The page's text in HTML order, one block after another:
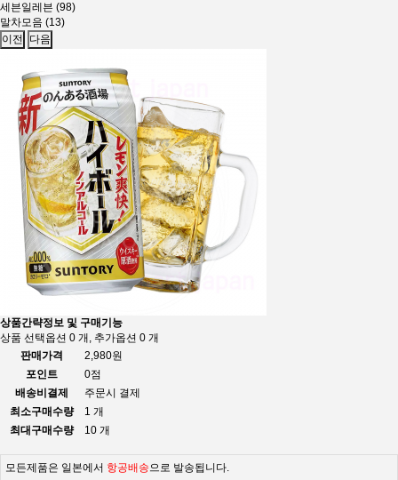
세븐일레븐 (98)
말차모음 (13)
이전
다음
상품간략정보 및 구매기능
상품 선택옵션 0 개, 추가옵션 0 개
판매가격
2,980원
포인트
0점
배송비결제
주문시 결제
최소구매수량
1 개
최대구매수량
10 개
모든제품은 일본에서 항공배송으로 발송됩니다.